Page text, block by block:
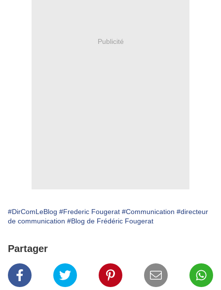
Publicité
#DirComLeBlog #Frederic Fougerat #Communication #directeur
de communication #Blog de Frédéric Fougerat
Partager